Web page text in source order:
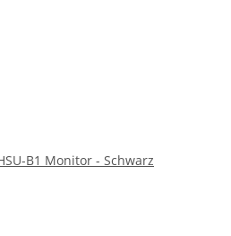
B1 Monitor - Schwarz